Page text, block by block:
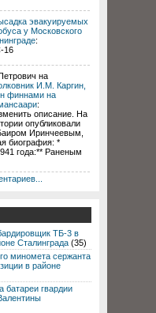
эвакуируемых
у Московского
:
16
на
И.М. Каргин,
финнами на
:
описание. На
опубликовали
Иринчеевым,
биография: *
года:** Раненым
ТБ-3 в
Сталинграда (35)
миномета сержанта
в районе
батареи гвардии